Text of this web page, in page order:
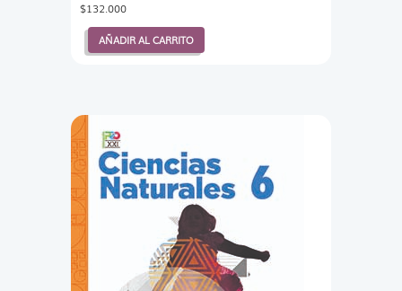
$132.000
AÑADIR AL CARRITO